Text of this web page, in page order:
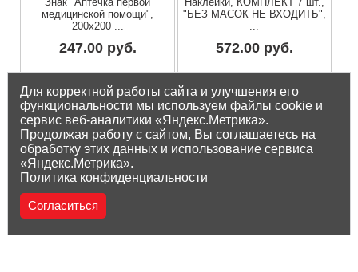
медицинской помощи",
200х200 ...
247.00 руб.
"БЕЗ МАСОК НЕ ВХОДИТЬ",
...
572.00 руб.
Для корректной работы сайта и улучшения его
функциональности мы используем файлы cookie и
сервис веб-аналитики «Яндекс.Метрика».
Продолжая работу с сайтом, Вы соглашаетесь на
обработку этих данных и использование сервиса
«Яндекс.Метрика».
Политика конфиденциальности
Согласиться